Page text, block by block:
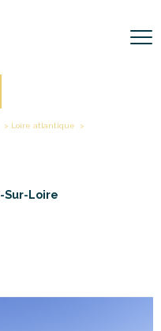
Loire atlantique
Sur-Loire